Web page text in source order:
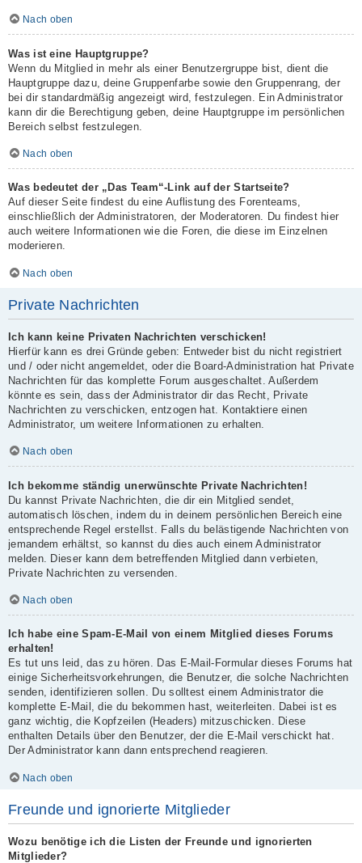
Nach oben
Was ist eine Hauptgruppe?
Wenn du Mitglied in mehr als einer Benutzergruppe bist, dient die
Hauptgruppe dazu, deine Gruppenfarbe sowie den Gruppenrang, der
bei dir standardmäßig angezeigt wird, festzulegen. Ein Administrator
kann dir die Berechtigung geben, deine Hauptgruppe im persönlichen
Bereich selbst festzulegen.
Nach oben
Was bedeutet der „Das Team“-Link auf der Startseite?
Auf dieser Seite findest du eine Auflistung des Forenteams,
einschließlich der Administratoren, der Moderatoren. Du findest hier
auch weitere Informationen wie die Foren, die diese im Einzelnen
moderieren.
Nach oben
Private Nachrichten
Ich kann keine Privaten Nachrichten verschicken!
Hierfür kann es drei Gründe geben: Entweder bist du nicht registriert
und / oder nicht angemeldet, oder die Board-Administration hat Private
Nachrichten für das komplette Forum ausgeschaltet. Außerdem
könnte es sein, dass der Administrator dir das Recht, Private
Nachrichten zu verschicken, entzogen hat. Kontaktiere einen
Administrator, um weitere Informationen zu erhalten.
Nach oben
Ich bekomme ständig unerwünschte Private Nachrichten!
Du kannst Private Nachrichten, die dir ein Mitglied sendet,
automatisch löschen, indem du in deinem persönlichen Bereich eine
entsprechende Regel erstellst. Falls du belästigende Nachrichten von
jemandem erhältst, so kannst du dies auch einem Administrator
melden. Dieser kann dem betreffenden Mitglied dann verbieten,
Private Nachrichten zu versenden.
Nach oben
Ich habe eine Spam-E-Mail von einem Mitglied dieses Forums
erhalten!
Es tut uns leid, das zu hören. Das E-Mail-Formular dieses Forums hat
einige Sicherheitsvorkehrungen, die Benutzer, die solche Nachrichten
senden, identifizieren sollen. Du solltest einem Administrator die
komplette E-Mail, die du bekommen hast, weiterleiten. Dabei ist es
ganz wichtig, die Kopfzeilen (Headers) mitzuschicken. Diese
enthalten Details über den Benutzer, der die E-Mail verschickt hat.
Der Administrator kann dann entsprechend reagieren.
Nach oben
Freunde und ignorierte Mitglieder
Wozu benötige ich die Listen der Freunde und ignorierten
Mitglieder?